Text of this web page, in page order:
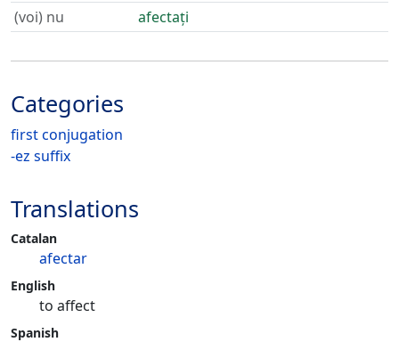
(voi) nu
afectați
Categories
first conjugation
-ez suffix
Translations
Catalan
afectar
English
to affect
Spanish